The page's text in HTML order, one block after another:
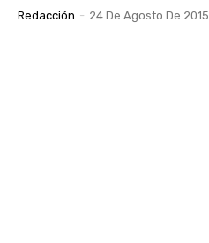
Redacción - 24 De Agosto De 2015